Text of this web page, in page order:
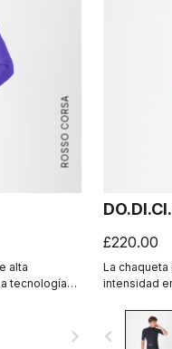
ROSSO CORSA
alta
tecnología
veces más
navigate_next
£220.00
La
intensidad
cantidad de
que la
navigate_before